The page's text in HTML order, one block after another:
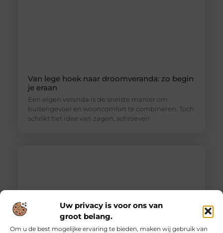
Uw privacy is voor ons van
groot belang.
Om u de best mogelijke ervaring te bieden, maken wij gebruik van
Van lege hoek naar droomveranda: zo begin
je eraan
Een eigen veranda is de snelste manier om
buitengevoel en wooncomfort te combineren. Toch
schrikt het idee van zagen, schroeven